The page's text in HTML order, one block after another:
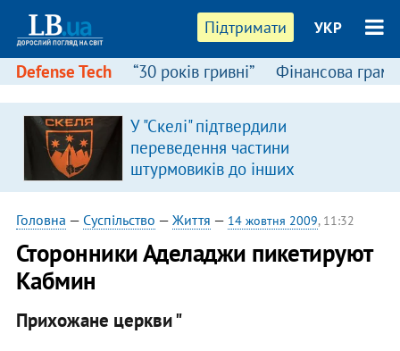
Підтримати УКР
Defense Tech “30 років гривні” Фінансова
У "Скелі" підтвердили
переведення частини
штурмовиків до інших
підрозділів
Головна — Суспільство — Життя — 14 жовтня 2009, 11:32
Сторонники Аделаджи пикетируют
Кабмин
Прихожане церкви "